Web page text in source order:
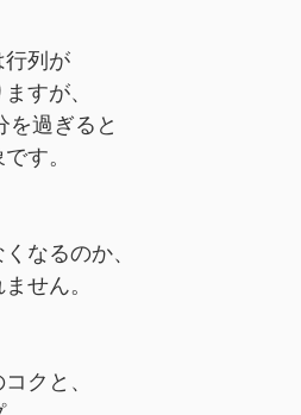
行列が
すが、
を過ぎると
す。
なるのか、
せん。
クと、